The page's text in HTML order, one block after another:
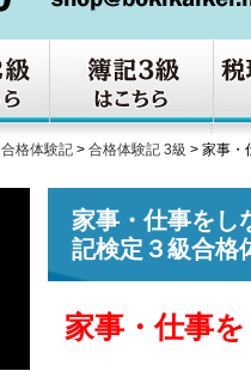
合格体験記 > 合格体験記 3級 > 家事・
家事・仕事をし
記検定３級合格
家事・仕事